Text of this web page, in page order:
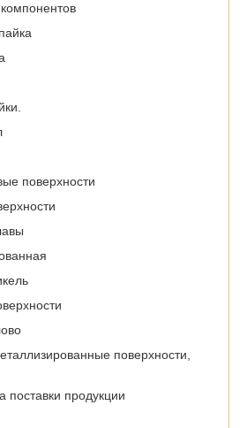
поверхности
поверхности,
продукции